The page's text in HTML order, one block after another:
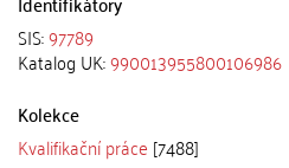
SIS:97789
Katalog UK:990013955800106986
Kolekce
Kvalifikační práce [7488]